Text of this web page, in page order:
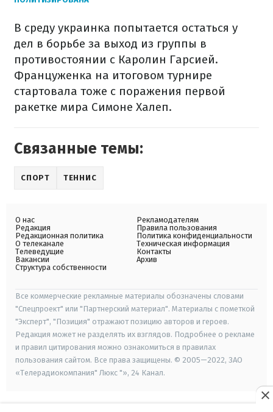
В среду украинка попытается остаться у
дел в борьбе за выход из группы в
противостоянии с Каролин Гарсией.
Француженка на итоговом турнире
стартовала тоже с поражения первой
ракетке мира Симоне Халеп.
Связанные темы:
СПОРТ ТЕННИС
О нас
Редакция
Редакционная политика
О телеканале
Телеведущие
Вакансии
Структура собственности
Рекламодателям
Правила пользования
Политика конфиденциальности
Техническая информация
Контакты
Архив
Все коммерческие рекламные материалы обозначены словами
"Спецпроект" или "Партнерский материал". Материалы с пометкой
"Эксперт", "Позиция" отражают позицию авторов и героев.
Редакция может не разделять их взглядов. Подробнее о рекламе
и правил цитирования можно ознакомиться в правилах
пользования сайтом. Все права защищены. © 2005—2022, ЗАО
«Телерадиокомпания" Люкс "», 24 Канал.